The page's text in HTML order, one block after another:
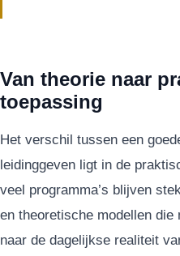
Van theorie naar
toepassing
Het verschil tussen een
leidinggeven ligt in de
veel programma’s blijven
en theoretische modellen
naar de dagelijkse realiteit